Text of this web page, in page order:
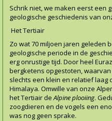
Schrik niet, we maken eerst een
geologische geschiedenis van
Het Tertiair
Zo wat 70 miljoen jaren geleden
geologische periode in de
erg onrustige tijd. Door heel
bergketens opgestoten,
slechts een klein en relatief laag
Himalaya. Omwille van onze
het Tertiair deAlpine plooiing.
zoogdieren en de vogels een
was nog geen sprake.